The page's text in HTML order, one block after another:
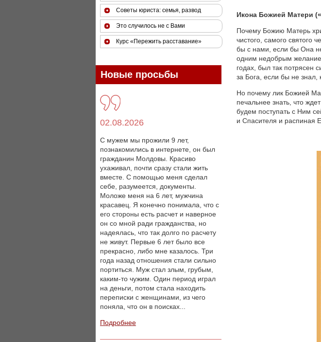
Икона Божией Матери
Почему Божию Матерь
чистого, самого святого
бы с нами, если бы Она
одним недобрым
годах, был так потрясен
за Бога, если бы не знал,
Но почему лик Божией
печальнее знать, что
будем поступать с Ним
и Спасителя и распиная
Советы юриста: семья, развод
Это случилось не с Вами
Курс «Пережить расставание»
Новые просьбы
02.08.2026
С мужем мы прожили 9 лет,
познакомились в интернете, он был
гражданин Молдовы. Красиво
ухаживал, почти сразу стали жить
вместе. С помощью меня сделал
себе, разумеется, документы.
Моложе меня на 6 лет, мужчина
красавец. Я конечно понимала, что с
его стороны есть расчет и наверное
он со мной ради гражданства, но
надеялась, что так долго по расчету
не живут. Первые 6 лет было все
прекрасно, либо мне казалось. Три
года назад отношения стали сильно
портиться. Муж стал злым, грубым,
каким-то чужим. Один период играл
на деньги, потом стала находить
переписки с женщинами, из чего
поняла, что он в поисках...
Подробнее